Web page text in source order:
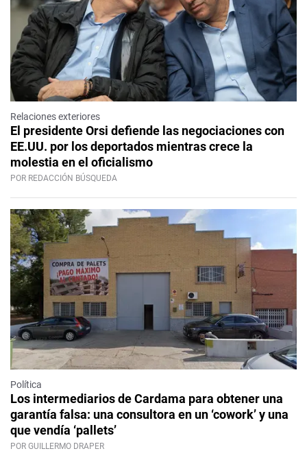
Relaciones exteriores
El presidente Orsi defiende las negociaciones con
EE.UU. por los deportados mientras crece la
molestia en el oficialismo
POR REDACCIÓN BÚSQUEDA
Política
Los intermediarios de Cardama para obtener una
garantía falsa: una consultora en un ‘cowork’ y una
que vendía ‘pallets’
POR GUILLERMO DRAPER